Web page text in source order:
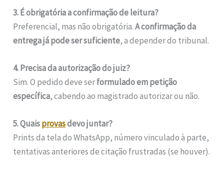
3. É obrigatória a confirmação de leitura?
Preferencial, mas não obrigatória.A confirmação da
entrega já pode ser suficiente, a depender do tribunal.
4. Precisa da autorização do juiz?
Sim. O pedido deve serformulado em petição
específica, cabendo ao magistrado autorizar ou não.
5. Quaisprovasdevo juntar?
Prints da tela do WhatsApp, número vinculado à parte,
tentativas anteriores de citação frustradas (se houver).